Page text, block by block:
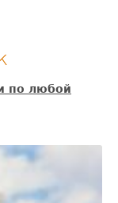
по любой